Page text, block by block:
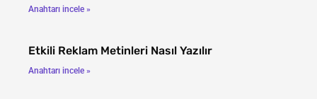
Anahtarı incele »
Etkili Reklam Metinleri Nasıl Yazılır
Anahtarı incele »